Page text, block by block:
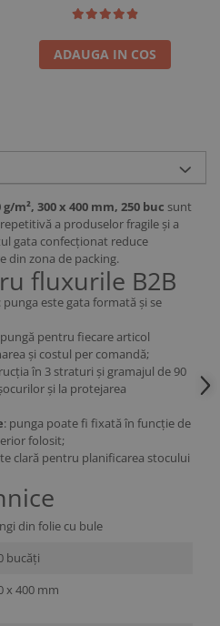
ADAUGA IN COS
m², 300 x 400 mm, 250 buc sunt
a produselor fragile și a
gata confecționat reduce
din zona de packing.
fluxurile B2B
: punga este gata formată și se
pentru fiecare articol
și costul per comandă;
în 3 straturi și gramajul de 90
și la protejarea
: punga poate fi fixată în funcție de
folosit;
clară pentru planificarea stocului
din folie cu bule
bucăți
x 400 mm